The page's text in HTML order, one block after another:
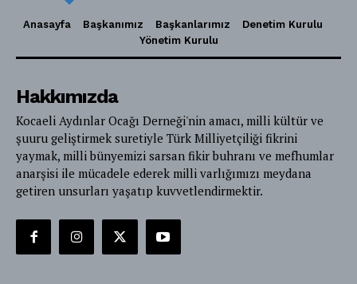
Anasayfa Başkanımız Başkanlarımız
Denetim Kurulu
Yönetim Kurulu
Hakkımızda
Kocaeli Aydınlar Ocağı Derneği'nin amacı, milli kültür ve
şuuru geliştirmek suretiyle Türk Milliyetçiliği fikrini
yaymak, milli bünyemizi sarsan fikir buhranı ve mefhumlar
anarşisi ile mücadele ederek milli varlığımızı meydana
getiren unsurları yaşatıp kuvvetlendirmektir.